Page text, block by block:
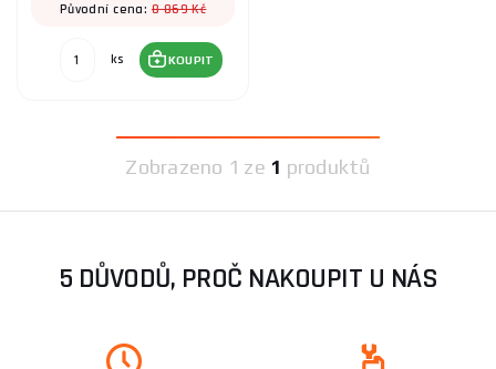
Původní cena:8 869 Kč
ks KOUPIT
Zobrazeno 1 ze 1 produktů
5 DŮVODŮ, PROČ NAKOUPIT U NÁS